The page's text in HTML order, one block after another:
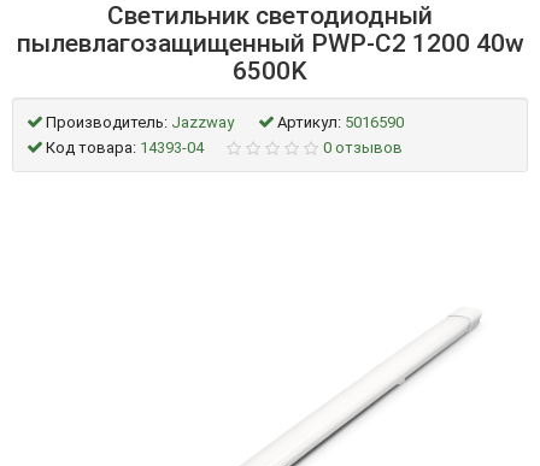
Светильник светодиодный
пылевлагозащищенный PWP-С2 1200 40w
6500K
Производитель: Jazzway Артикул: 5016590
Код товара: 14393-04 0 отзывов